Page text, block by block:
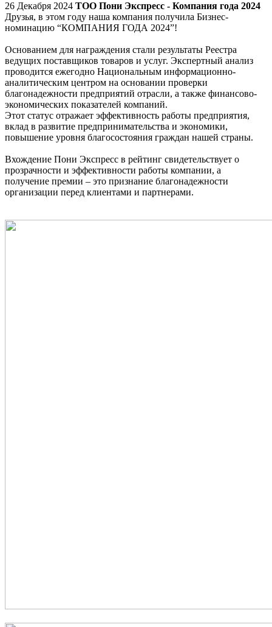
26 Декабря 2024 ТОО Пони Экспресс - Компания года 2024
Друзья, в этом году наша компания получила Бизнес-
номинацию “КОМПАНИЯ ГОДА 2024”!
Основанием для награждения стали результаты Реестра
ведущих поставщиков товаров и услуг. Экспертный анализ
проводится ежегодно Национальным информационно-
аналитическим центром на основании проверки
благонадежности предприятий отрасли, а также финансово-
экономических показателей компаний.
Этот статус отражает эффективность работы предприятия,
вклад в развитие предпринимательства и экономики,
повышение уровня благосостояния граждан нашей страны.
Вхождение Пони Экспресс в рейтинг свидетельствует о
прозрачности и эффективности работы компании, а
получение премии – это признание благонадежности
организации перед клиентами и партнерами.